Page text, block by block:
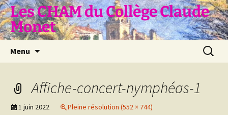
Aller
au
contenu
Les CHAM du Collège Claude
Monet
Menu
Affiche-concert-nymphéas-1
1 juin 2022 Pleine résolution (552 × 744)